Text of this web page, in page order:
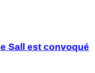
Sall est convoqué